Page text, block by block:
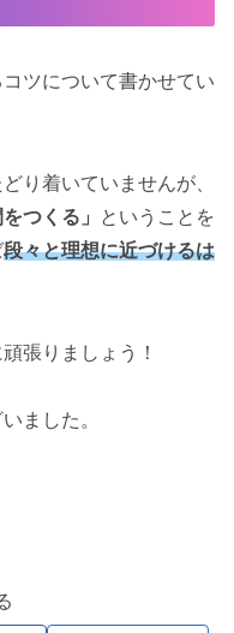
ツについて書かせてい
り着いていませんが、
つくる」
ということを
段々と理想に近づけるは
張りましょう！
ました。